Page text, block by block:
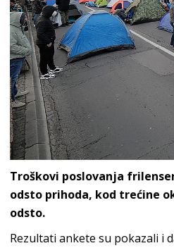
Troškovi poslovanja
odsto prihoda, kod trećine
odsto.
Rezultati ankete su pokazali i